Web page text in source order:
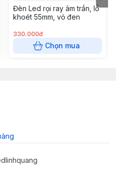
được làm bằng nhôm đúc,
Đèn Led rọi ray âm trần, lỗ
khoét 55mm, vỏ đen
330.000đ
Chọn mua